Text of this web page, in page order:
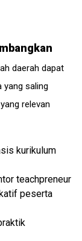
daerah dapat
yang saling
relevan
kurikulum
teachpreneur
peserta